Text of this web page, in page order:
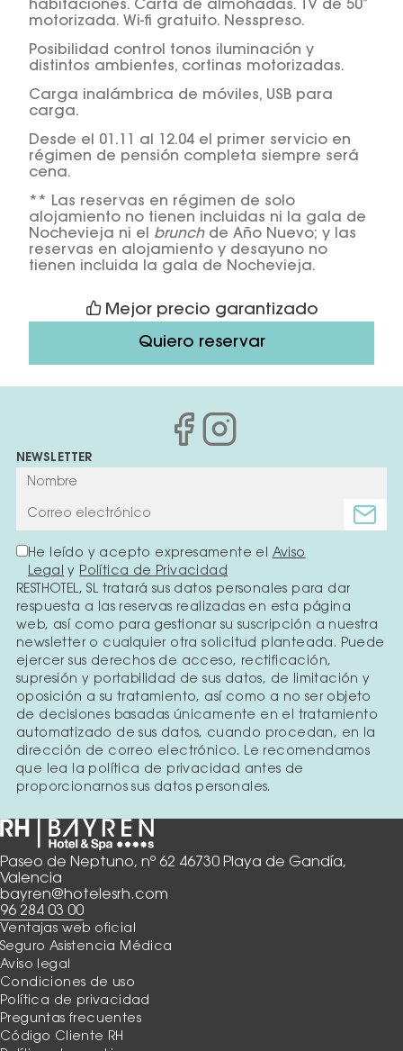
habitaciones. Carta de almohadas. TV de 50”
motorizada. Wi-fi gratuito. Nesspreso.
Posibilidad control tonos iluminación y
distintos ambientes, cortinas motorizadas.
Carga inalámbrica de móviles, USB para
carga.
Desde el 01.11 al 12.04 el primer servicio en
régimen de pensión completa siempre será
cena.
** Las reservas en régimen de solo
alojamiento no tienen incluidas ni la gala de
Nochevieja ni el brunchde Año Nuevo; y las
reservas en alojamiento y desayuno no
tienen incluida la gala de Nochevieja.
Mejor precio garantizado
Quiero reservar
Paseo de Neptuno, nº 62 46730 Playa de Gandía,
Valencia
bayren@hotelesrh.com
96 284 03 00
NEWSLETTER
He leído y acepto expresamente el Aviso
Legal
y Política de Privacidad
RESTHOTEL, SL tratará sus datos personales para dar
respuesta a las reservas realizadas en esta página
web, así como para gestionar su suscripción a nuestra
newsletter o cualquier otra solicitud planteada. Puede
ejercer sus derechos de acceso, rectificación,
supresión y portabilidad de sus datos, de limitación y
oposición a su tratamiento, así como a no ser objeto
de decisiones basadas únicamente en el tratamiento
automatizado de sus datos, cuando procedan, en la
dirección de correo electrónico. Le recomendamos
que lea la política de privacidad antes de
proporcionarnos sus datos personales.
Ventajas web oficial
Seguro Asistencia Médica
Aviso legal
Condiciones de uso
Política de privacidad
Preguntas frecuentes
Código Cliente RH